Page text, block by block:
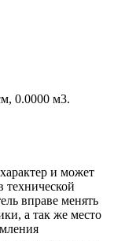
0.0000 м3.
и может
технической
вправе менять
а так же место